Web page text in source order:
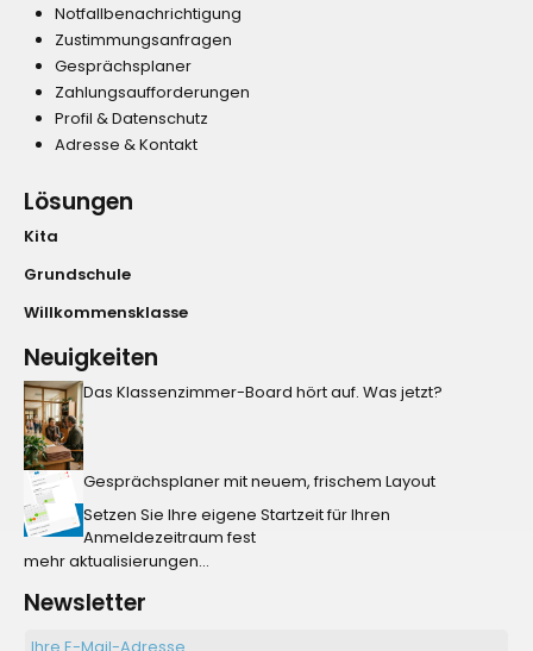
Notfallbenachrichtigung
Zustimmungsanfragen
Gesprächsplaner
Zahlungsaufforderungen
Profil & Datenschutz
Adresse & Kontakt
Lösungen
Kita
Grundschule
Willkommensklasse
Neuigkeiten
Das Klassenzimmer-Board hört auf. Was jetzt?
Gesprächsplaner mit neuem, frischem Layout
Setzen Sie Ihre eigene Startzeit für Ihren
Anmeldezeitraum fest
mehr aktualisierungen...
Newsletter